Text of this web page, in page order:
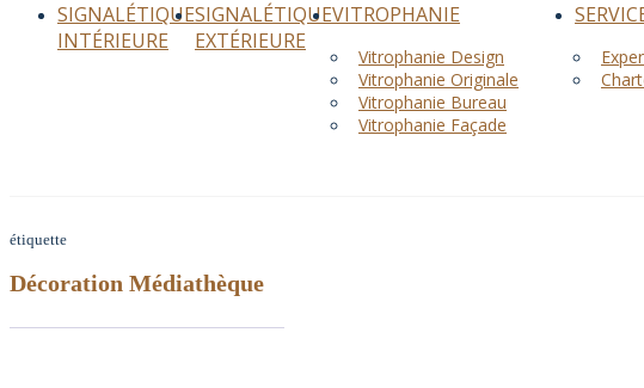
SIGNALÉTIQUE
INTÉRIEURE
SIGNALÉTIQUE
EXTÉRIEURE
VITROPHANIE
Vitrophanie Design
Vitrophanie Originale
Vitrophanie Bureau
Vitrophanie Façade
étiquette
Décoration Médiathèque